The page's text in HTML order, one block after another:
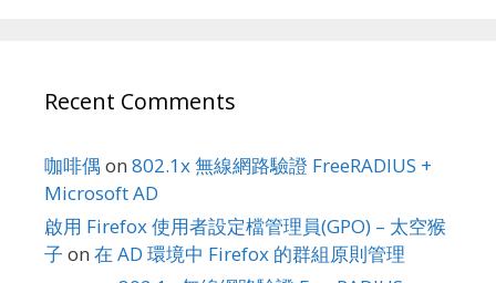
Recent Comments
咖啡偶 on 802.1x 無線網路驗證 FreeRADIUS +
Microsoft AD
啟用 Firefox 使用者設定檔管理員(GPO) – 太空猴
子 on 在 AD 環境中 Firefox 的群組原則管理